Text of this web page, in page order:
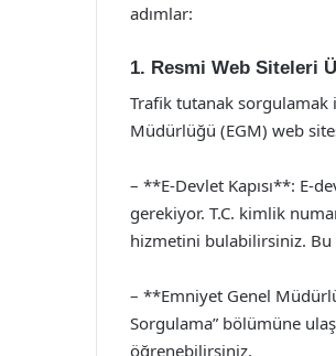
adımlar:
1. Resmi Web Siteleri
Trafik tutanak sorgulamak
Müdürlüğü (EGM) web
– **E-Devlet Kapısı**: E-
gerekiyor. T.C. kimlik
hizmetini bulabilirsiniz. Bu
– **Emniyet Genel
Sorgulama” bölümüne
öğrenebilirsiniz.